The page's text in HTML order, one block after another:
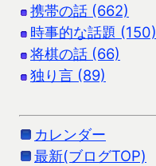
携帯の話 (662)
時事的な話題 (150)
将棋の話 (66)
独り言 (89)
カレンダー
最新(ブログTOP)